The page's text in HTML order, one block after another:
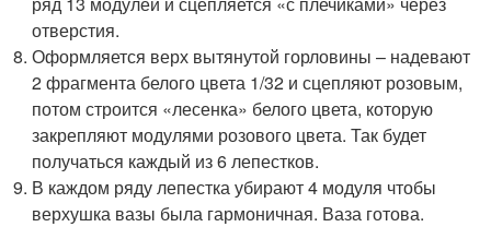
отверстия.
Оформляется верх вытянутой горловины – надевают
2 фрагмента белого цвета 1/32 и сцепляют розовым,
потом строится «лесенка» белого цвета, которую
закрепляют модулями розового цвета. Так будет
получаться каждый из 6 лепестков.
В каждом ряду лепестка убирают 4 модуля чтобы
верхушка вазы была гармоничная. Ваза готова.